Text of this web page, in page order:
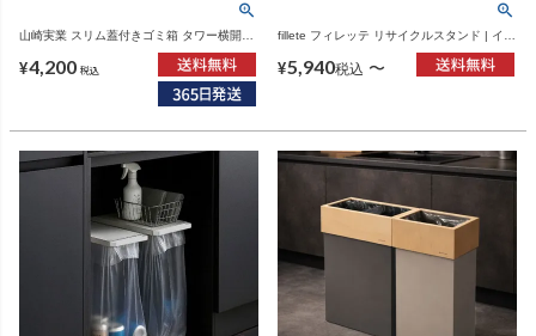
山崎実業 スリム蓋付きゴミ箱 タワー横開き
¥4,200 税込
fillete フィレッテ リサイクルスタンド | イン
¥5,940税込 〜